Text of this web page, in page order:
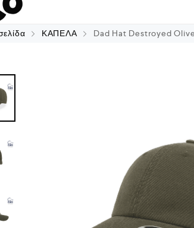
ΚΑΠΕΛΑ Dad Hat Destroyed Olive